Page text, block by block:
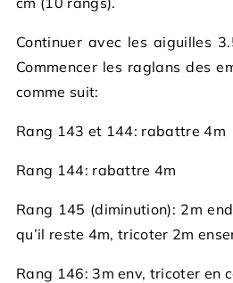
Continuer avec les aiguilles
Commencer les raglans des
comme suit:
Rang 143 et 144: rabattre 4m
Rang 144: rabattre 4m
Rang 145 (diminution): 2m
qu’il reste 4m, tricoter 2m
Rang 146: 3m env, tricoter en